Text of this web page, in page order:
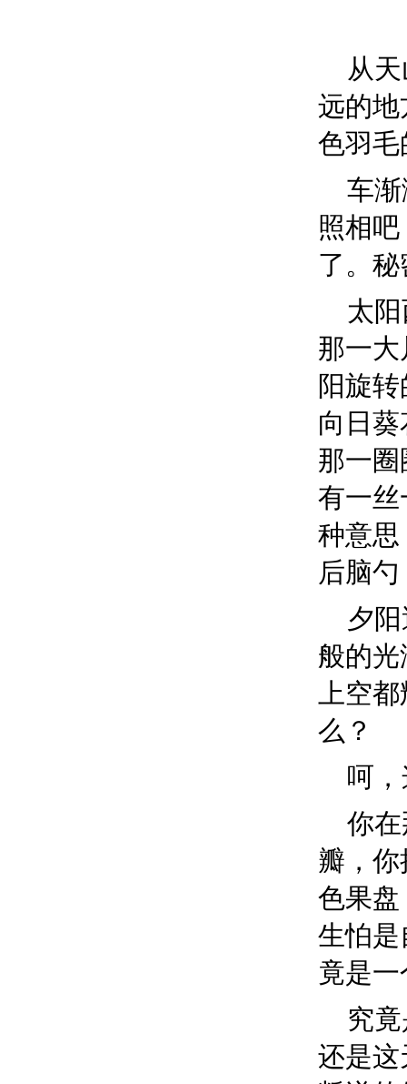
从
远的地
色羽毛
车
照相
了。
太
那一
阳旋
向日
那一
有一丝
种意思
后脑
夕
般的
上空
么？
呵
你
瓣，
色果盘
生怕是
竟是
究
还是这